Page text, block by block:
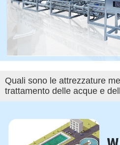
Quali sono le attrezzature
trattamento delle acque e